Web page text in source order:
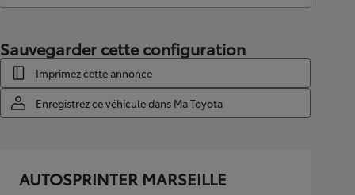
Sauvegarder cette configuration
Imprimez cette annonce
Enregistrez ce véhicule dans Ma Toyota
AUTOSPRINTER MARSEILLE